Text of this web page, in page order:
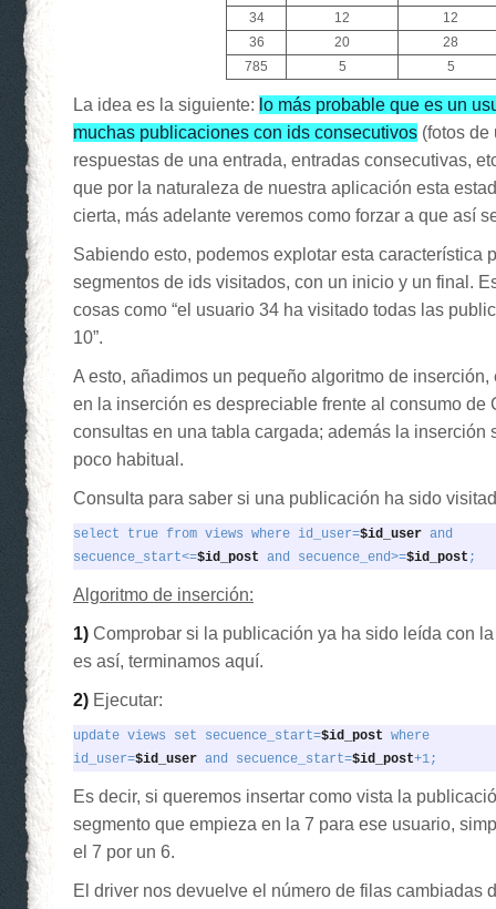
34
12
12
36
20
28
785
5 5
La idea es la siguiente: lo más probable que es un
muchas publicaciones con ids consecutivos (fotos de
respuestas de una entrada, entradas consecutivas,
que por la naturaleza de nuestra aplicación esta
cierta, más adelante veremos como forzar a que así
Sabiendo esto, podemos explotar esta característica
segmentos de ids visitados, con un inicio y un final.
cosas como “el usuario 34 ha visitado todas las
10”.
A esto, añadimos un pequeño algoritmo de
en la inserción es despreciable frente al consumo de
consultas en una tabla cargada; además la inserción
poco habitual.
Consulta para saber si una publicación ha sido
select true from views where id_user=$id_user and
secuence_start<=$id_post and secuence_end>=$id_post ;
Algoritmo de inserción:
1) Comprobar si la publicación ya ha sido leída con
es así, terminamos aquí.
2) Ejecutar:
update views set secuence_start=$id_post where
id_user=$id_user and secuence_start=$id_post+1;
Es decir, si queremos insertar como vista la
segmento que empieza en la 7 para ese usuario,
el 7 por un 6.
El driver nos devuelve el número de filas cambiadas